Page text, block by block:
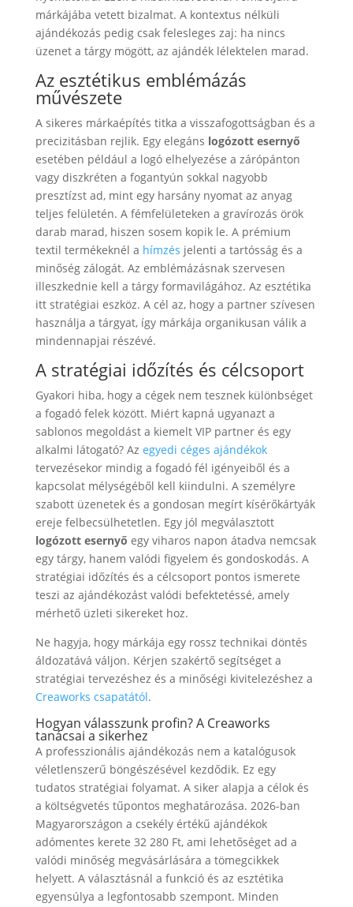
márkájába vetett bizalmat. A kontextus nélküli
ajándékozás pedig csak felesleges zaj: ha nincs
üzenet a tárgy mögött, az ajándék lélektelen marad.
Az esztétikus emblémázás
művészete
A sikeres márkaépítés titka a visszafogottságban és a
precizitásban rejlik. Egy elegáns logózott esernyő
esetében például a logó elhelyezése a zárópánton
vagy diszkréten a fogantyún sokkal nagyobb
presztízst ad, mint egy harsány nyomat az anyag
teljes felületén. A fémfelületeken a gravírozás örök
darab marad, hiszen sosem kopik le. A prémium
textil termékeknél a hímzés jelenti a tartósság és a
minőség zálogát. Az emblémázásnak szervesen
illeszkednie kell a tárgy formavilágához. Az esztétika
itt stratégiai eszköz. A cél az, hogy a partner szívesen
használja a tárgyat, így márkája organikusan válik a
mindennapjai részévé.
A stratégiai időzítés és célcsoport
Gyakori hiba, hogy a cégek nem tesznek különbséget
a fogadó felek között. Miért kapná ugyanazt a
sablonos megoldást a kiemelt VIP partner és egy
alkalmi látogató? Az egyedi céges ajándékok
tervezésekor mindig a fogadó fél igényeiből és a
kapcsolat mélységéből kell kiindulni. A személyre
szabott üzenetek és a gondosan megírt kísérőkártyák
ereje felbecsülhetetlen. Egy jól megválasztott
logózott esernyő egy viharos napon átadva nemcsak
egy tárgy, hanem valódi figyelem és gondoskodás. A
stratégiai időzítés és a célcsoport pontos ismerete
teszi az ajándékozást valódi befektetéssé, amely
mérhető üzleti sikereket hoz.
Ne hagyja, hogy márkája egy rossz technikai döntés
áldozatává váljon. Kérjen szakértő segítséget a
stratégiai tervezéshez és a minőségi kivitelezéshez a
Creaworks csapatától.
Hogyan válasszunk profin? A Creaworks
tanácsai a sikerhez
A professzionális ajándékozás nem a katalógusok
véletlenszerű böngészésével kezdődik. Ez egy
tudatos stratégiai folyamat. A siker alapja a célok és
a költségvetés tűpontos meghatározása. 2026-ban
Magyarországon a csekély értékű ajándékok
adómentes kerete 32 280 Ft, ami lehetőséget ad a
valódi minőség megvásárlására a tömegcikkek
helyett. A választásnál a funkció és az esztétika
egyensúlya a legfontosabb szempont. Minden